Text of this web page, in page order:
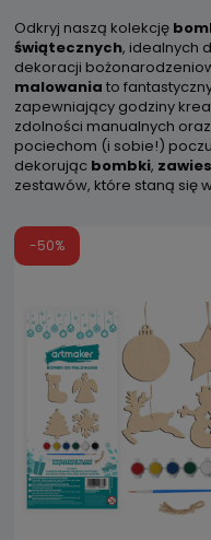
Odkryj naszą kolekcję
świątecznych, idealnych
dekoracji
malowania to
zapewniający godziny
zdolności manualnych
pociechom (i sobie!)
dekorując bombki,
zestawów, które staną się
-50%